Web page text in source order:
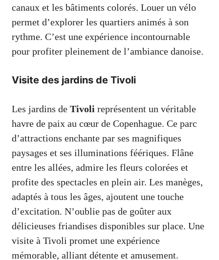
canaux et les bâtiments colorés. Louer un vélo
permet d’explorer les quartiers animés à son
rythme. C’est une expérience incontournable
pour profiter pleinement de l’ambiance danoise.
Visite des jardins de Tivoli
Les jardins de Tivoli représentent un véritable
havre de paix au cœur de Copenhague. Ce parc
d’attractions enchante par ses magnifiques
paysages et ses illuminations féériques. Flâne
entre les allées, admire les fleurs colorées et
profite des spectacles en plein air. Les manèges,
adaptés à tous les âges, ajoutent une touche
d’excitation. N’oublie pas de goûter aux
délicieuses friandises disponibles sur place. Une
visite à Tivoli promet une expérience
mémorable, alliant détente et amusement.